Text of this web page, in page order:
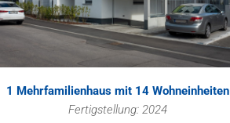
1 Mehrfamilienhaus mit 14 Wohneinheiten
Fertigstellung: 2024